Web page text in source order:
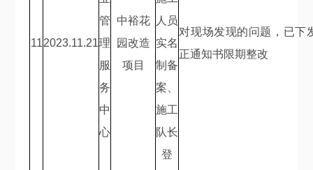
112023.11.21
管
理
服
务
中
心
中裕花
园改造
项目
人员
实名
制备
案、
施工
队长
登
对现场发现的问题，已下
正通知书限期整改